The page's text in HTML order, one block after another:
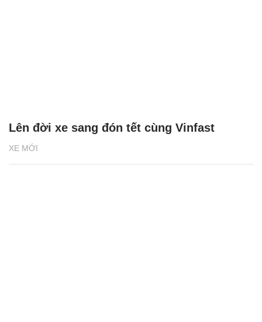
XE MỚI
Lên đời xe sang đón tết cùng Vinfast